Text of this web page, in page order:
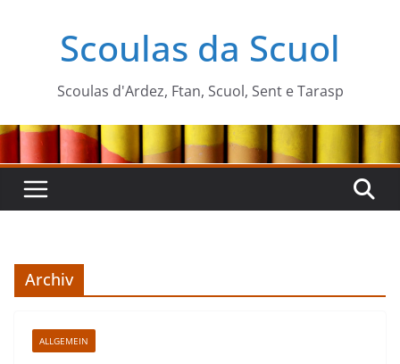
Scoulas da Scuol
Scoulas d'Ardez, Ftan, Scuol, Sent e Tarasp
Archiv
ALLGEMEIN